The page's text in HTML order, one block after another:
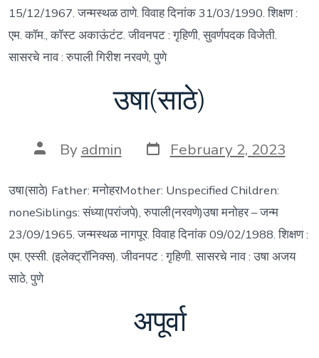
15/12/1967. जन्मस्थळ ठाणे. विवाह दिनांक 31/03/1990. शिक्षण :
एम. कॉम., कॉस्ट अकाऊंटंट. जीवनपट : गृहिणी, सुवर्णपदक विजेती.
सासरचे नाव : रुपाली गिरीश नरवणे, पुणे
उषा(साठे)
Post
author
By admin Post
date
February 2, 2023
उषा(साठे) Father: मनोहरMother: Unspecified Children:
noneSiblings: संध्या(परांजपे), रुपाली(नरवणे)उषा मनोहर – जन्म
23/09/1965. जन्मस्थळ नागपूर. विवाह दिनांक 09/02/1988. शिक्षण :
एम. एस्सी. (इलेक्ट्रॉनिक्स). जीवनपट : गृहिणी. सासरचे नाव : उषा अजय
साठे, पुणे
अपूर्वा